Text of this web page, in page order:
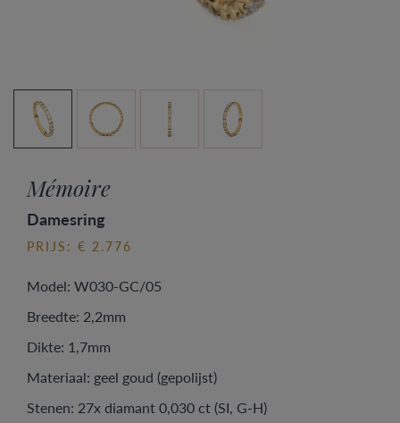
Mémoire
Damesring
PRIJS: € 2.776
Model: W030-GC/05
Breedte: 2,2mm
Dikte: 1,7mm
Materiaal: geel goud (gepolijst)
Stenen: 27x diamant 0,030 ct (SI, G-H)